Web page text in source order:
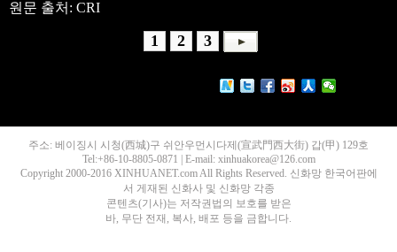
원문 출처: CRI
1 2 3
주소: 베이징시 시청(西城)구 쉬안우먼시다제(宣武門西大街) 갑(甲) 129호
Tel:+86-10-8805-0871 | E-mail: xinhuakorea@126.com
Copyright 2000-2016 XINHUANET.com All Rights Reserved. 신화망 한국어판에
서 게재된 신화사 및 신화망 각종
콘텐츠(기사)는 저작권법의 보호를 받은
바, 무단 전재, 복사, 배포 등을 금합니다.